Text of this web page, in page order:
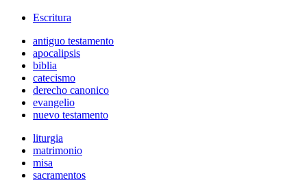
Escritura
antiguo testamento
apocalipsis
biblia
catecismo
derecho canonico
evangelio
nuevo testamento
liturgia
matrimonio
misa
sacramentos